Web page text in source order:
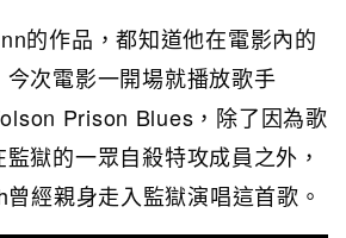
的作品，都知道他在電影內的
次電影一開場就播放歌手
Prison Blues，除了因為歌
獄的一眾自殺特攻成員之外，
經親身走入監獄演唱這首歌。